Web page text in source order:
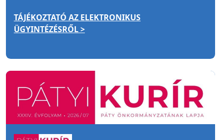
TÁJÉKOZTATÓ AZ ELEKTRONIKUS
ÜGYINTÉZÉSRŐL >